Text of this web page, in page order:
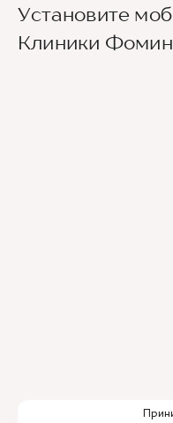
Установите
Клиники